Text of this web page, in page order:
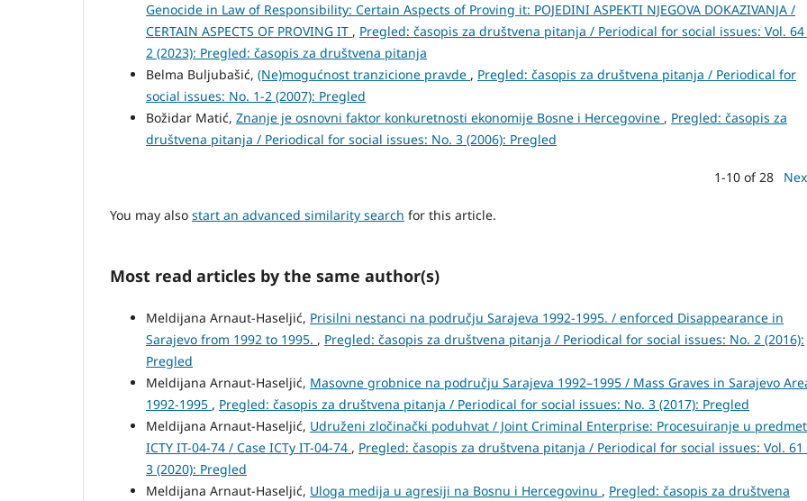
Genocide in Law of Responsibility: Certain Aspects of Proving it: POJEDINI ASPEKTI NJEGOVA DOKAZIVANJA /
CERTAIN ASPECTS OF PROVING IT , Pregled: časopis za društvena pitanja / Periodical for social issues: Vol. 64
2 (2023): Pregled: časopis za društvena pitanja
Belma Buljubašić, (Ne)mogućnost tranzicione pravde , Pregled: časopis za društvena pitanja / Periodical for
social issues: No. 1-2 (2007): Pregled
Božidar Matić, Znanje je osnovni faktor konkuretnosti ekonomije Bosne i Hercegovine , Pregled: časopis za
društvena pitanja / Periodical for social issues: No. 3 (2006): Pregled
1-10 of 28
You may also start an advanced similarity search for this article.
Most read articles by the same author(s)
Meldijana Arnaut-Haseljić, Prisilni nestanci na području Sarajeva 1992-1995. / enforced Disappearance in
Sarajevo from 1992 to 1995. , Pregled: časopis za društvena pitanja / Periodical for social issues: No. 2 (2016):
Pregled
Meldijana Arnaut-Haseljić, Masovne grobnice na području Sarajeva 1992–1995 / Mass Graves in Sarajevo
1992-1995 , Pregled: časopis za društvena pitanja / Periodical for social issues: No. 3 (2017): Pregled
Meldijana Arnaut-Haseljić, Udruženi zločinački poduhvat / Joint Criminal Enterprise: Procesuiranje u
ICTY IT-04-74 / Case ICTy IT-04-74 , Pregled: časopis za društvena pitanja / Periodical for social issues: Vol. 61
3 (2020): Pregled
Meldijana Arnaut-Haseljić, Uloga medija u agresiji na Bosnu i Hercegovinu , Pregled: časopis za društvena